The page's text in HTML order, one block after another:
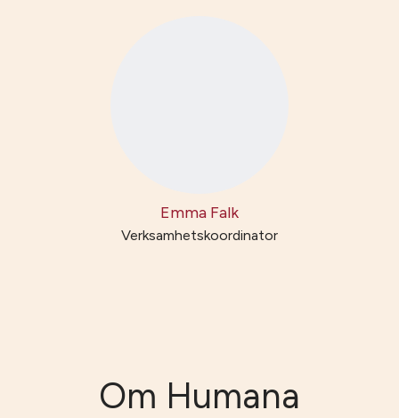
Emma Falk
Verksamhetskoordinator
Om Humana